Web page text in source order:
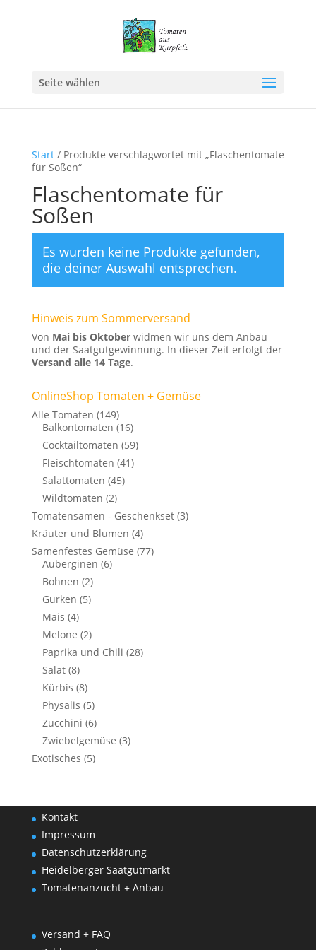
Seite wählen
Start/ Produkte verschlagwortet mit „Flaschentomate
für Soßen“
Flaschentomate für
Soßen
Es wurden keine Produkte gefunden,
die deiner Auswahl entsprechen.
Hinweis zum Sommerversand
Von Mai bis Oktoberwidmen wir uns dem Anbau
und der Saatgutgewinnung. In dieser Zeit erfolgt der
Versand alle 14 Tage.
OnlineShop Tomaten + Gemüse
Alle Tomaten (149)
Balkontomaten (16)
Cocktailtomaten (59)
Fleischtomaten (41)
Salattomaten (45)
Wildtomaten (2)
Tomatensamen - Geschenkset (3)
Kräuter und Blumen (4)
Samenfestes Gemüse (77)
Auberginen (6)
Bohnen (2)
Gurken (5)
Mais (4)
Melone (2)
Paprika und Chili (28)
Salat (8)
Kürbis (8)
Physalis (5)
Zucchini (6)
Zwiebelgemüse (3)
Exotisches (5)
Kontakt
Impressum
Datenschutzerklärung
Heidelberger Saatgutmarkt
Tomatenanzucht + Anbau
Versand + FAQ